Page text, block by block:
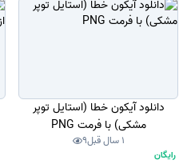
دانلود آیکون خطا (استایل توپر
مشکی) با فرمت PNG
1 سال قبل 9
رایگان